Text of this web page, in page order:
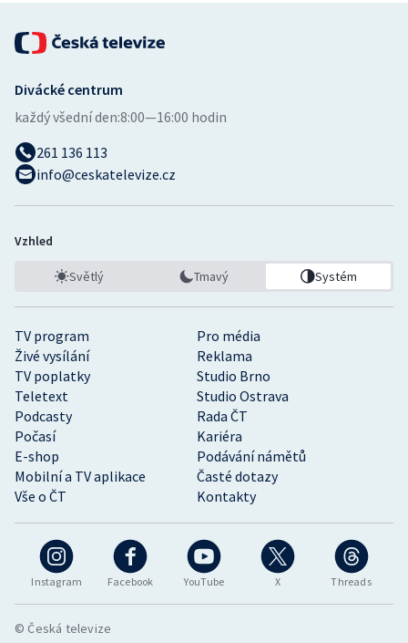
Ostatní
Instagram Facebook YouTube X Threads
TV program
Pro média
Živé vysílání
Reklama
TV poplatky
Studio Brno
Teletext
Studio Ostrava
Podcasty
Rada ČT
Počasí
Kariéra
E-shop
Podávání námětů
Mobilní a TV aplikace
Časté dotazy
Vše o ČT
Kontakty
Divácké centrum
každý všední den:8:00—16:00 hodin
261 136 113
info@ceskatelevize.cz
Vzhled
Světlý Tmavý Systém
© Česká televize